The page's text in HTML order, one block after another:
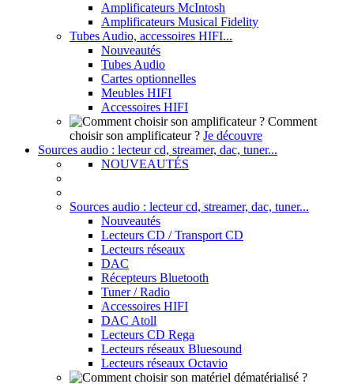
Amplificateurs McIntosh
Amplificateurs Musical Fidelity
Tubes Audio, accessoires HIFI...
Nouveautés
Tubes Audio
Cartes optionnelles
Meubles HIFI
Accessoires HIFI
Comment
choisir son amplificateur ? Je découvre
Sources audio : lecteur cd, streamer, dac, tuner...
NOUVEAUTÉS
Sources audio : lecteur cd, streamer, dac, tuner...
Nouveautés
Lecteurs CD / Transport CD
Lecteurs réseaux
DAC
Récepteurs Bluetooth
Tuner / Radio
Accessoires HIFI
DAC Atoll
Lecteurs CD Rega
Lecteurs réseaux Bluesound
Lecteurs réseaux Octavio